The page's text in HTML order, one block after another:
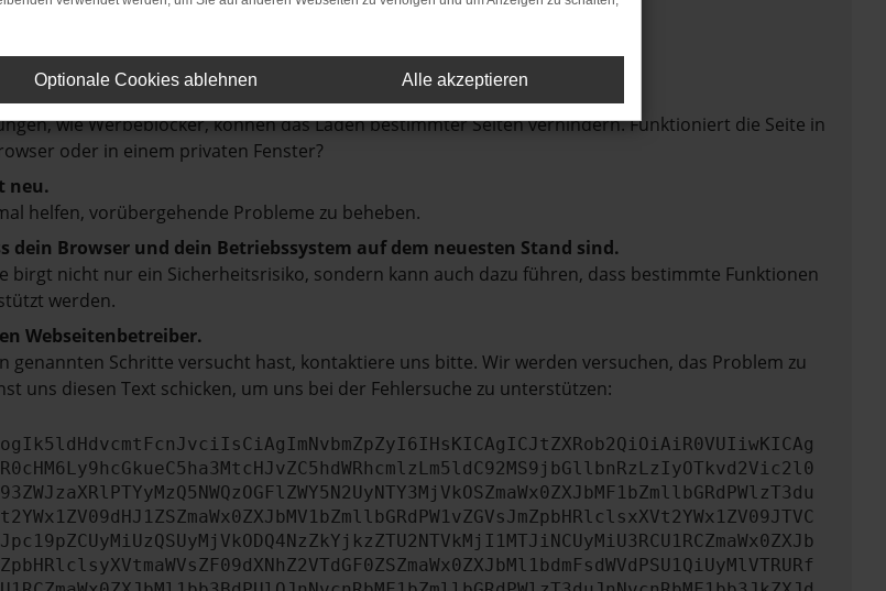
zum Beispiel deine Suchmaschine?
wie Werbeblocker, können das Laden bestimmter Seiten verhindern. Funktioniert die Seite in
oder in einem privaten Fenster?
neu.
helfen, vorübergehende Probleme zu beheben.
dein Browser und dein Betriebssystem auf dem neuesten Stand sind.
birgt nicht nur ein Sicherheitsrisiko, sondern kann auch dazu führen, dass bestimmte Funktionen
werden.
Webseitenbetreiber.
genannten Schritte versucht hast, kontaktiere uns bitte. Wir werden versuchen, das Problem zu
uns diesen Text schicken, um uns bei der Fehlersuche zu unterstützen:
Optionale Cookies ablehnen Alle akzeptieren